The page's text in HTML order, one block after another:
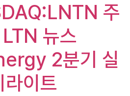
주
뉴스
2분기 실
이트